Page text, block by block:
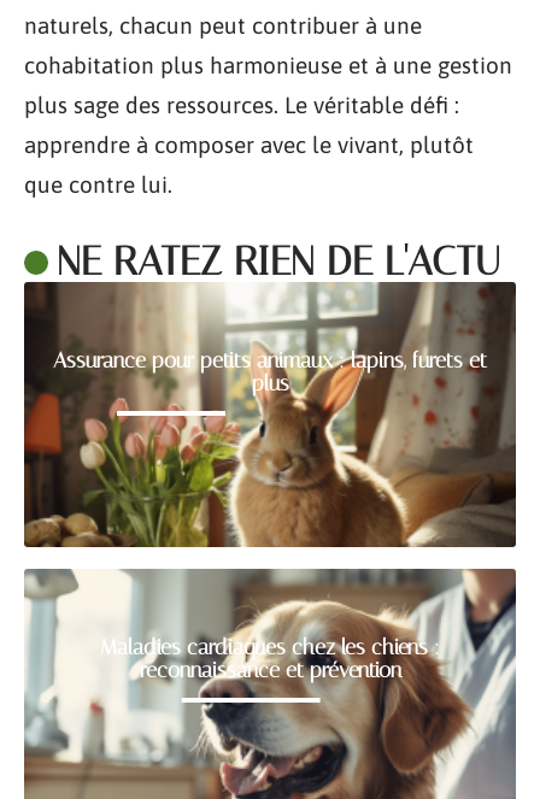
naturels, chacun peut contribuer à une
cohabitation plus harmonieuse et à une gestion
plus sage des ressources. Le véritable défi :
apprendre à composer avec le vivant, plutôt
que contre lui.
NE RATEZ RIEN DE L'ACTU
Assurance pour petits animaux : lapins, furets et
plus
Maladies cardiaques chez les chiens :
reconnaissance et prévention